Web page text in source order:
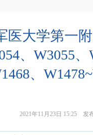
医大学第一
、W3055、
、
2021年11月23日 15:25